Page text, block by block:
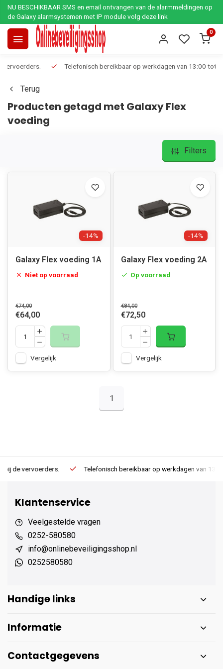
NU BESCHIKBAAR SMS en email ontvangen van de alarmmeldingen op
de Galaxy alarmsystemen met IP module volg deze link
0
Telefonisch bereikbaar op werkdagen van 13:00 tot 17:00
Terug
Producten getagd met Galaxy Flex
voeding
Filters
-14%
Galaxy Flex voeding 1A
Niet op voorraad
€74,00
€64,00
Vergelijk
-14%
Galaxy Flex voeding 2A
Op voorraad
€84,00
€72,50
Vergelijk
1
Telefonisch bereikbaar op werkdagen van 13:00 tot 17:00
Klantenservice
Veelgestelde vragen
0252-580580
info@onlinebeveiligingsshop.nl
0252580580
Handige links
Informatie
Contactgegevens